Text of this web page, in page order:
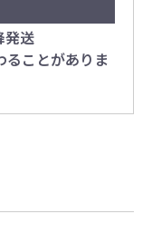
送
ことがありま